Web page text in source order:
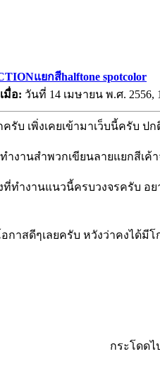
แยกสีhalftone spotcolor
มื่อ: วันที่ 14 เมษายน พ.ศ. 2556,
บ เพิ่งเคยเข้ามาเว็บนี้ครับ ป
ำงานสำพวกเขียนลายแยกสีเ
ที่ทำงานแนวนี้ครบวงจรครับ อ
กาสดีๆเลยครับ หวังว่าคงได้มี
กระโดดไ